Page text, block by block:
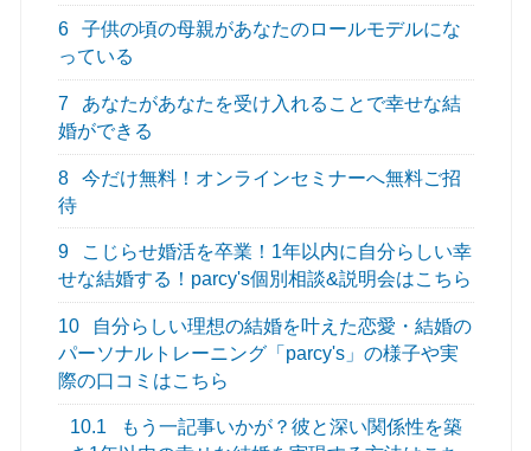
6
子供の頃の母親があなたのロールモデルにな
っている
7
あなたがあなたを受け入れることで幸せな結
婚ができる
8
今だけ無料！オンラインセミナーへ無料ご招
待
9
こじらせ婚活を卒業！1年以内に自分らしい幸
せな結婚する！parcy's個別相談&説明会はこちら
10
自分らしい理想の結婚を叶えた恋愛・結婚の
パーソナルトレーニング「parcy's」の様子や実
際の口コミはこちら
10.1
もう一記事いかが？彼と深い関係性を築